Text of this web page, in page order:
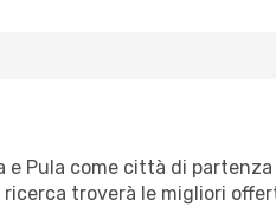
Pula come città di
troverà le migliori